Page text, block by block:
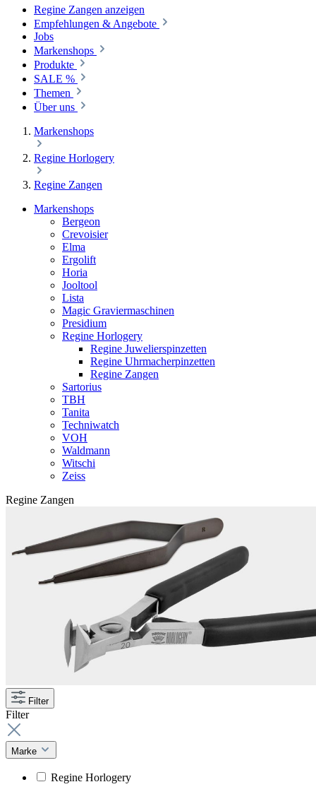
Regine Zangen anzeigen
Empfehlungen & Angebote
Jobs
Markenshops
Produkte
SALE %
Themen
Über uns
Markenshops
Regine Horlogery
Regine Zangen
Markenshops
Bergeon
Crevoisier
Elma
Ergolift
Horia
Jooltool
Lista
Magic Graviermaschinen
Presidium
Regine Horlogery
Regine Juwelierspinzetten
Regine Uhrmacherpinzetten
Regine Zangen
Sartorius
TBH
Tanita
Techniwatch
VOH
Waldmann
Witschi
Zeiss
Regine Zangen
Filter
Filter
Marke
Regine Horlogery